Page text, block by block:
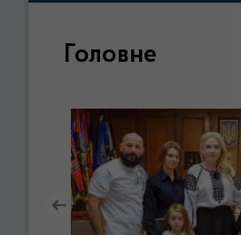
Головне